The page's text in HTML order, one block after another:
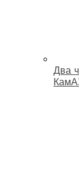
Два